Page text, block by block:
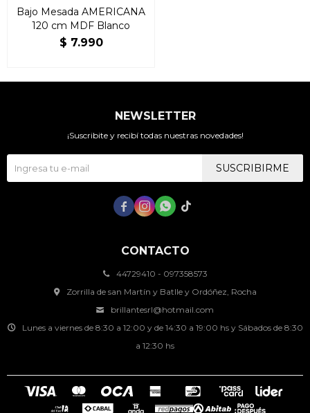
Bajo Mesada AMERICANA
120 cm MDF Blanco
$ 7.990
CONTACTO
44729410 - 097358573
Zorrilla de san Martín y Batlle y Ordóñez, Rocha
brillantesrl@hotmail.com
Lunes a viernes de 8:30 a 12:00 y de 14:30 a 19:00 hs y Sábados de 8:30
a 12:30 hs
NEWSLETTER
¡Suscribite y recibí todas nuestras novedades!
SUSCRIBIRME
   